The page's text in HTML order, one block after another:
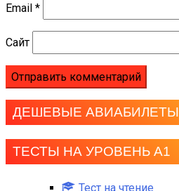
Email *
Сайт
ДЕШЕВЫЕ АВИАБИЛЕТЫ
ТЕСТЫ НА УРОВЕНЬ А1
Тест на чтение